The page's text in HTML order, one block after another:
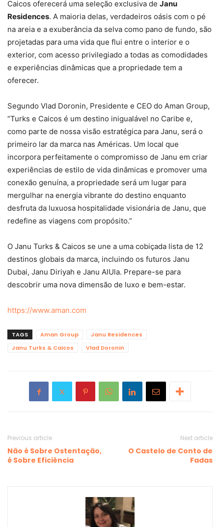
Caicos oferecerá uma seleção exclusiva de Janu
Residences. A maioria delas, verdadeiros oásis com o pé
na areia e a exuberância da selva como pano de fundo, são
projetadas para uma vida que flui entre o interior e o
exterior, com acesso privilegiado a todas as comodidades
e experiências dinâmicas que a propriedade tem a
oferecer.
Segundo Vlad Doronin, Presidente e CEO do Aman Group,
“Turks e Caicos é um destino inigualável no Caribe e,
como parte de nossa visão estratégica para Janu, será o
primeiro lar da marca nas Américas. Um local que
incorpora perfeitamente o compromisso de Janu em criar
experiências de estilo de vida dinâmicas e promover uma
conexão genuína, a propriedade será um lugar para
mergulhar na energia vibrante do destino enquanto
desfruta da luxuosa hospitalidade visionária de Janu, que
redefine as viagens com propósito.”
O Janu Turks & Caicos se une a uma cobiçada lista de 12
destinos globais da marca, incluindo os futuros Janu
Dubai, Janu Diriyah e Janu AlUla. Prepare-se para
descobrir uma nova dimensão de luxo e bem-estar.
https://www.aman.com
TAGS Aman Group
Janu Residences
Janu Turks & Caicos
Vlad Doronin
Previous article
Não é Sobre Ostentação,
é Sobre Eficiência
Next article
O Castelo de Conto de
Fadas